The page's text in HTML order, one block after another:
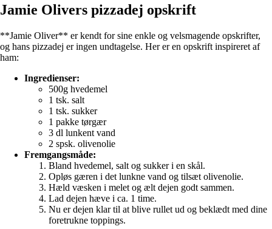
Jamie Olivers pizzadej opskrift
**Jamie Oliver** er kendt for sine enkle og velsmagende opskrifter,
og hans pizzadej er ingen undtagelse. Her er en opskrift inspireret af
ham:
Ingredienser:
500g hvedemel
1 tsk. salt
1 tsk. sukker
1 pakke tørgær
3 dl lunkent vand
2 spsk. olivenolie
Fremgangsmåde:
Bland hvedemel, salt og sukker i en skål.
Opløs gæren i det lunkne vand og tilsæt olivenolie.
Hæld væsken i melet og ælt dejen godt sammen.
Lad dejen hæve i ca. 1 time.
Nu er dejen klar til at blive rullet ud og beklædt med dine
foretrukne toppings.